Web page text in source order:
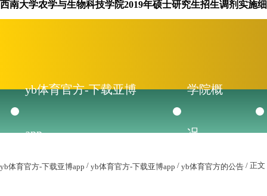
西南大学农学与生物科技学院2019年硕士研究生招生调剂实施
yb体育官方-下载亚博
app
学院概
况
yb体育官方-下载亚博app / yb体育官方-下载亚博app / yb体育官方的公告 / 正文